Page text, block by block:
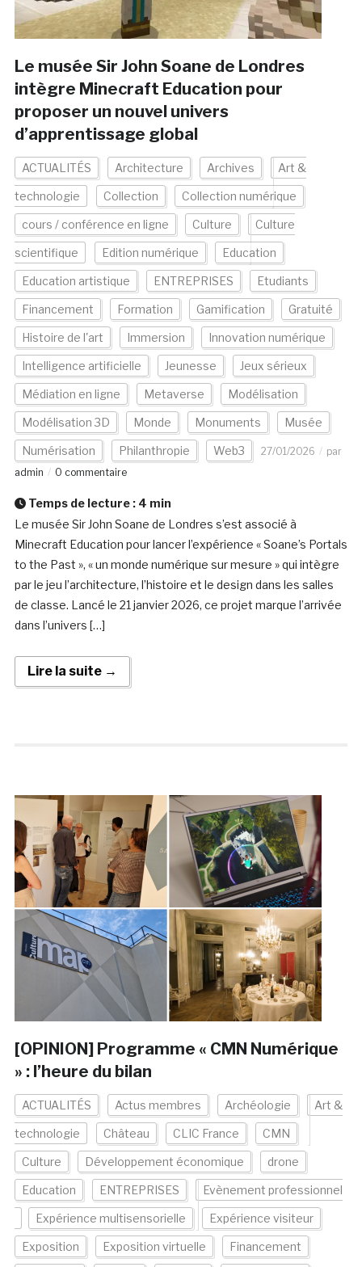
Le musée Sir John Soane de Londres
intègre Minecraft Education pour
proposer un nouvel univers
d’apprentissage global
ACTUALITÉS Architecture Archives Art &
technologie Collection Collection numérique
cours / conférence en ligne Culture Culture
scientifique Edition numérique Education
Education artistique ENTREPRISES Etudiants
Financement Formation Gamification Gratuité
Histoire de l'art Immersion Innovation numérique
Intelligence artificielle Jeunesse Jeux sérieux
Médiation en ligne Metaverse Modélisation
Modélisation 3D Monde Monuments Musée
Numérisation Philanthropie Web3 27/01/2026
par
admin
0 commentaire
Temps de lecture : 4 min
Le musée Sir John Soane de Londres s’est associé à
Minecraft Education pour lancer l’expérience « Soane’s Portals
to the Past », « un monde numérique sur mesure » qui intègre
par le jeu l’architecture, l’histoire et le design dans les salles
de classe. Lancé le 21 janvier 2026, ce projet marque l’arrivée
dans l’univers […]
Lire la suite →
[OPINION] Programme « CMN Numérique
» : l’heure du bilan
ACTUALITÉS Actus membres Archéologie Art &
technologie Château CLIC France CMN
Culture Développement économique drone
Education ENTREPRISES Evènement professionnel
Expérience multisensorielle Expérience visiteur
Exposition Exposition virtuelle Financement